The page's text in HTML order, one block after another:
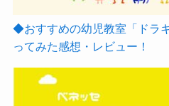
◆おすすめの幼児教室「ドラ
ってみた感想・レビュー！